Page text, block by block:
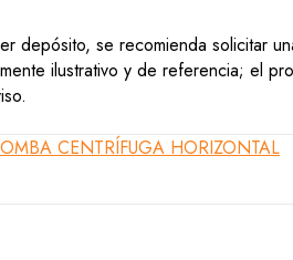
depósito, se recomienda solicitar
ilustrativo y de referencia; el